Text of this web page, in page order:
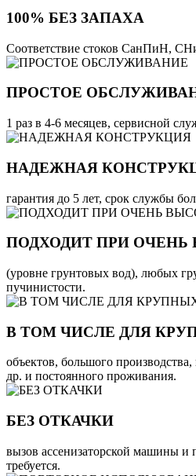
100% БЕЗ ЗАПАХА
Соответствие стоков СанПиН,
ПРОСТОЕ
1 раз в 4-6 месяцев, сервисной
НАДЕЖНАЯ
гарантия до 5 лет, срок службы
ПОДХОДИТ ПРИ
(уровне грунтовых вод), любых
пучинистости.
В ТОМ ЧИСЛЕ ДЛЯ
объектов, большого
др. и постоянного проживания.
БЕЗ ОТКАЧКИ
вызов ассенизаторской машины и
требуется.